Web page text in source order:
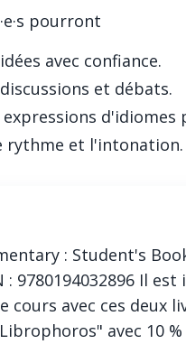
pourront
avec confiance.
et débats.
d'idiomes
rythme et l'intonation.
: Student's
: 9780194032896 Il
avec ces deux
avec 10